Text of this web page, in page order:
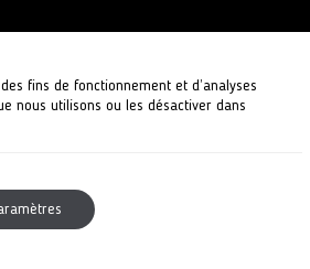
En cochant cette case, j’accepte la
fins de fonctionnement et d’analyses
nous utilisons ou les désactiver dans